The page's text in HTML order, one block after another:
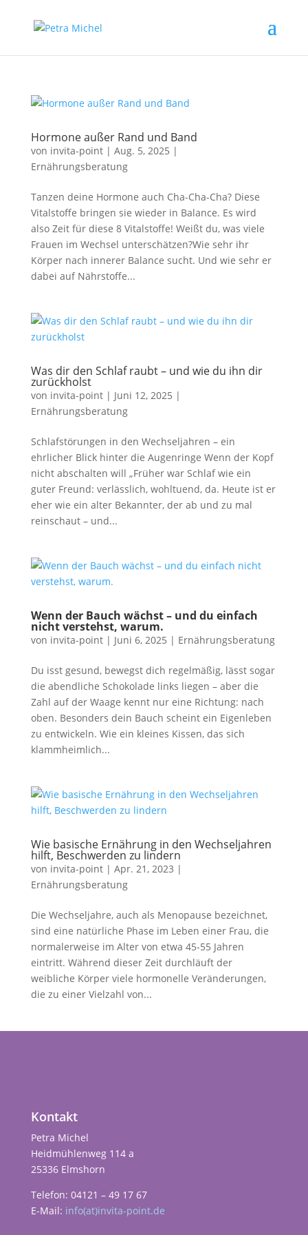
Hormone außer Rand und Band
von invita-point| Aug. 5, 2025 |
Ernährungsberatung
Tanzen deine Hormone auch Cha-Cha-Cha? Diese
Vitalstoffe bringen sie wieder in Balance. Es wird
also Zeit für diese 8 Vitalstoffe! Weißt du, was viele
Frauen im Wechsel unterschätzen?Wie sehr ihr
Körper nach innerer Balance sucht. Und wie sehr er
dabei auf Nährstoffe...
Was dir den Schlaf raubt – und wie du ihn dir
zurückholst
von invita-point| Juni 12, 2025 |
Ernährungsberatung
Schlafstörungen in den Wechseljahren – ein
ehrlicher Blick hinter die Augenringe Wenn der Kopf
nicht abschalten will „Früher war Schlaf wie ein
guter Freund: verlässlich, wohltuend, da. Heute ist er
eher wie ein alter Bekannter, der ab und zu mal
reinschaut – und...
Wenn der Bauch wächst – und du einfach
nicht verstehst, warum.
von invita-point| Juni 6, 2025 | Ernährungsberatung
Du isst gesund, bewegst dich regelmäßig, lässt sogar
die abendliche Schokolade links liegen – aber die
Zahl auf der Waage kennt nur eine Richtung: nach
oben. Besonders dein Bauch scheint ein Eigenleben
zu entwickeln. Wie ein kleines Kissen, das sich
klammheimlich...
Wie basische Ernährung in den Wechseljahren
hilft, Beschwerden zu lindern
von invita-point| Apr. 21, 2023 |
Ernährungsberatung
Die Wechseljahre, auch als Menopause bezeichnet,
sind eine natürliche Phase im Leben einer Frau, die
normalerweise im Alter von etwa 45-55 Jahren
eintritt. Während dieser Zeit durchläuft der
weibliche Körper viele hormonelle Veränderungen,
die zu einer Vielzahl von...
Kontakt
Petra Michel
Heidmühlenweg 114 a
25336 Elmshorn
Telefon: 04121 – 49 17 67
E-Mail: info(at)invita-point.de